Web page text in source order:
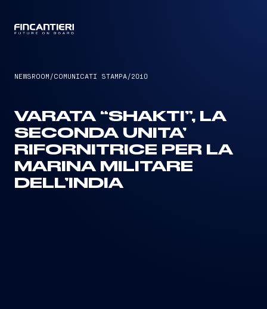
NEWSROOM /COMUNICATI STAMPA/2010
VARATA “SHAKTI”, LA
SECONDA UNITA’
RIFORNITRICE PER LA
MARINA MILITARE
DELL’INDIA